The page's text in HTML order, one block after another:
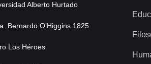
Alberto Hurtado
Bernardo O’Higgins 1825
Los Héroes